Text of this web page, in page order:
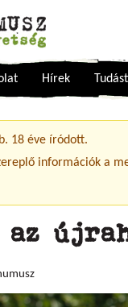
Hírek
üzenet
18 éve íródott.
információk a
az